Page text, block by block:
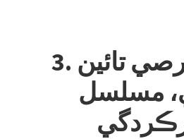
3. ڊگهي عرصي تائين
مسلسل